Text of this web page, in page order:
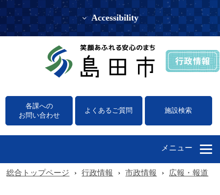
Accessibility
各課への
お問い合わせ
よくあるご質問 施設検索
メニュー
総合トップページ › 行政情報 › 市政情報 › 広報・報道